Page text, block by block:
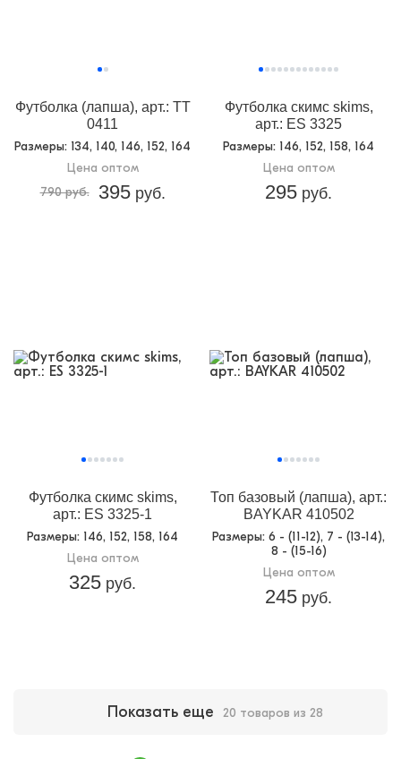
Футболка (лапша), арт.: TT
0411
Размеры: 134, 140, 146, 152, 164
Цена оптом
790 руб.
395руб.
Футболка скимс skims,
арт.: ES 3325
Размеры: 146, 152, 158, 164
Цена оптом
295 руб.
Футболка скимс skims,
арт.: ES 3325-1
Размеры: 146, 152, 158, 164
Цена оптом
325 руб.
Топ базовый (лапша), арт.:
BAYKAR 410502
Размеры: 6 - (11-12), 7 - (13-14),
8 - (15-16)
Цена оптом
245 руб.
Показать еще 20 товаров из 28